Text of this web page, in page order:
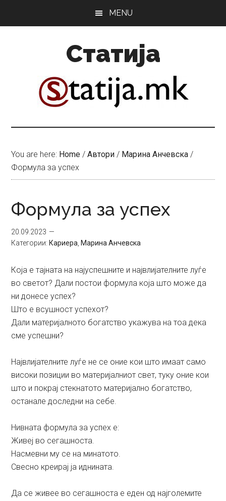
MENU
Статија
You are here: Home / Автори / Марина Анчевска /
Формула за успех
Формула за успех
20.09.2023
Категории: Кариера Марина Анчевска
Која е тајната на најуспешните и највлијателните луѓе
во светот? Дали постои формула која што може да
ни донесе успех?
Што е всушност успехот?
Дали материјалното богатство укажува на тоа дека
сме успешни?
Највлијателните луѓе не се оние кои што имаат само
високи позиции во материјалниот свет, туку оние кои
што и покрај стекнатото материјално богатство,
останале доследни на себе.
Нивната формула за успех е:
Живеј во сегашноста.
Насмевни му се на минатото.
Свесно креирај ја иднината.
Да се живее во сегашноста е еден од најголемите